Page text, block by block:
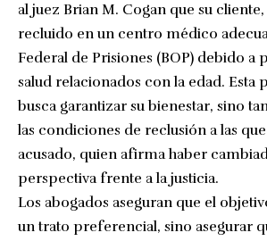
al juez Brian M. Cogan que su cliente,
recluido en un centro médico
Federal de Prisiones (BOP) debido a
salud relacionados con la edad. Esta
busca garantizar su bienestar, sino
las condiciones de reclusión a las
acusado, quien afirma haber
perspectiva frente a la justicia.
Los abogados aseguran que el
un trato preferencial, sino asegurar